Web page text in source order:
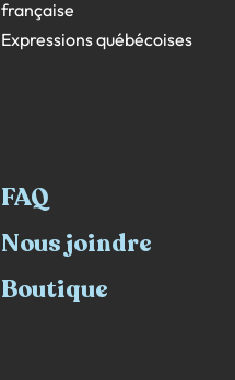
française
Expressions québécoises
FAQ
Nous joindre
Boutique